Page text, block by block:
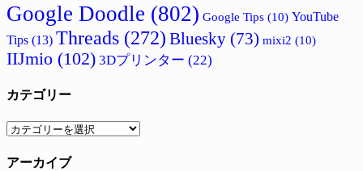
Google Doodle (802) Google Tips (10) YouTube
Tips (13) Threads (272) Bluesky (73) mixi2 (10)
IIJmio (102) 3Dプリンター (22)
カテゴリー
カ
ゴ
アーカイブ